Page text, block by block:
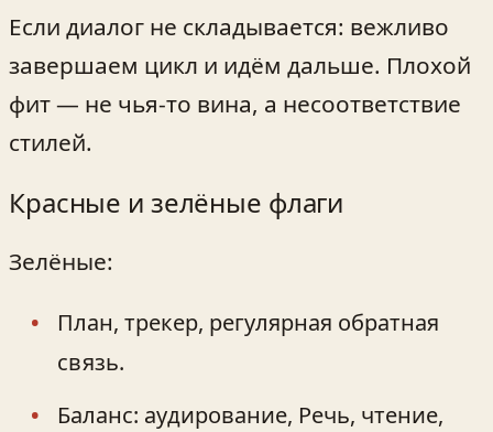
Если диалог не складывается: вежливо
завершаем цикл и идём дальше. Плохой
фит — не чья‑то вина, а несоответствие
стилей.
Красные и зелёные флаги
Зелёные:
План, трекер, регулярная обратная
связь.
Баланс: аудирование, Речь, чтение,